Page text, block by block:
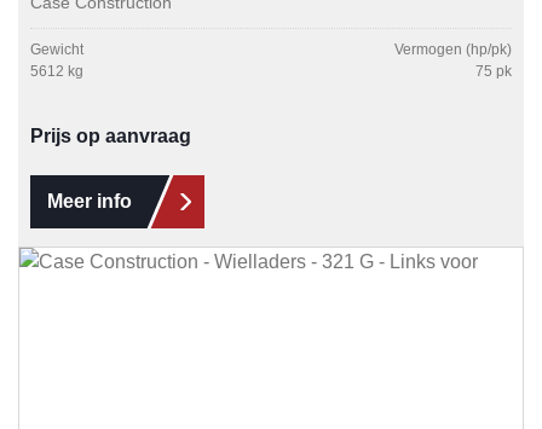
Gewicht
5612 kg
Vermogen (hp/pk)
75 pk
Prijs op aanvraag
Meer info